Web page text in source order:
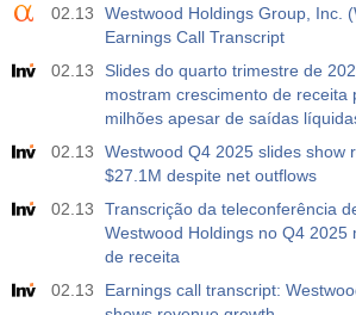
02.13
Westwood Holdings Group, Inc.
Earnings Call Transcript
02.13
Slides do quarto trimestre de
mostram crescimento de receita
milhões apesar de saídas
02.13
Westwood Q4 2025 slides show
$27.1M despite net outflows
02.13
Transcrição da teleconferência
Westwood Holdings no Q4 2025
de receita
02.13
Earnings call transcript: